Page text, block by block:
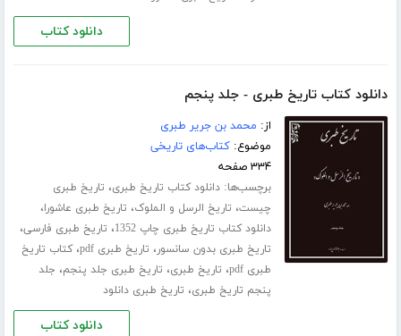
دانلود کتاب
دانلود کتاب تاریخ طبری - جلد پنجم
از: محمد بن جریر طبری
موضوع:کتاب‌های تاریخی
۳۳۴ صفحه
برچسب‌ها:دانلود کتاب تاریخ طبری، تاریخ طبری
چیست، تاریخ الرسل و الملوک، تاریخ طبری عاشورا،
دانلود کتاب تاریخ طبری چاپ 1352 ، تاریخ طبری فارسی،
تاریخ طبری بدون سانسور، تاریخ طبری pdf ،کتاب تاریخ
طبری pdf
، تاریخ طبری، تاریخ طبری جلد پنجم، جلد
پنجم تاریخ طبری، تاریخ طبری دانلود
دانلود کتاب